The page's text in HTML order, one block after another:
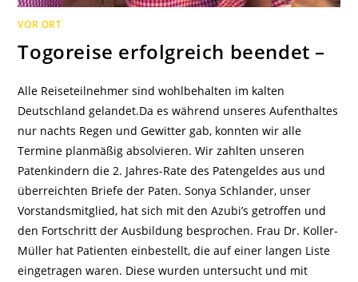
VOR ORT
Togoreise erfolgreich beendet –
Alle Reiseteilnehmer sind wohlbehalten im kalten
Deutschland gelandet.Da es während unseres Aufenthaltes
nur nachts Regen und Gewitter gab, konnten wir alle
Termine planmäßig absolvieren. Wir zahlten unseren
Patenkindern die 2. Jahres-Rate des Patengeldes aus und
überreichten Briefe der Paten. Sonya Schlander, unser
Vorstandsmitglied, hat sich mit den Azubi’s getroffen und
den Fortschritt der Ausbildung besprochen. Frau Dr. Koller-
Müller hat Patienten einbestellt, die auf einer langen Liste
eingetragen waren. Diese wurden untersucht und mit